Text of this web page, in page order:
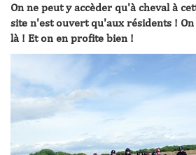
On ne peut y accèder qu'à cheval à
site n'est ouvert qu'aux résidents !
là ! Et on en profite bien !